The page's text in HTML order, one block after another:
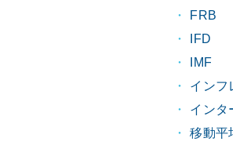
FRB
IFD
IMF
インフ
インタ
移動平